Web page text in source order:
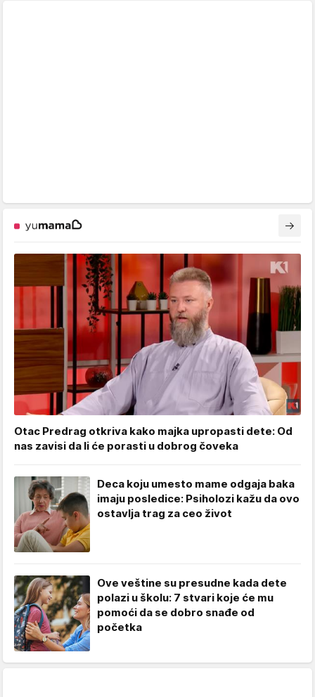
Otac Predrag otkriva kako majka upropasti dete: Od
nas zavisi da li će porasti u dobrog čoveka
Deca koju umesto mame odgaja baka
imaju posledice: Psiholozi kažu da ovo
ostavlja trag za ceo život
Ove veštine su presudne kada dete
polazi u školu: 7 stvari koje će mu
pomoći da se dobro snađe od
početka